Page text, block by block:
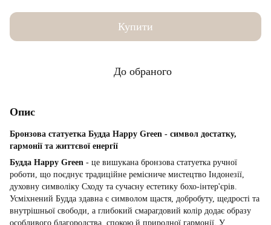
Купити
До обраного
Опис
Бронзова статуетка Будда Happy Green - символ достатку,
гармонії та життєвої енергії
Будда Happy Green - це вишукана бронзова статуетка ручної
роботи, що поєднує традиційне ремісниче мистецтво Індонезії,
духовну символіку Сходу та сучасну естетику бохо-інтер'єрів.
Усміхнений Будда здавна є символом щастя, добробуту, щедрості та
внутрішньої свободи, а глибокий смарагдовий колір додає образу
особливого благородства, спокою й природної гармонії. У